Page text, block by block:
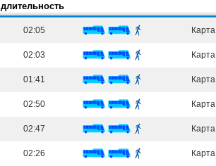
длительность
02:05 Карта
02:03 Карта
01:41 Карта
02:50 Карта
02:47 Карта
02:26 Карта